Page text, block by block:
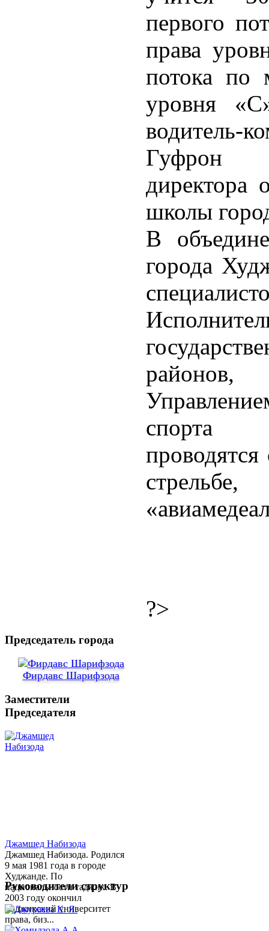
первого
права
потока по
уровня
водитель-
Гуфрон
директора
школы
В
города
спорта
проводятся
?>
Председатель города
Фирдавс Шарифзода
Заместители
Председателя
Джамшед Набизода
Джамшед Набизода. Родился
9 мая 1981 года в городе
Худжанде. По
национальности таджик. В
2003 году окончил
Таджикский университет
права, биз...
Руководители структур